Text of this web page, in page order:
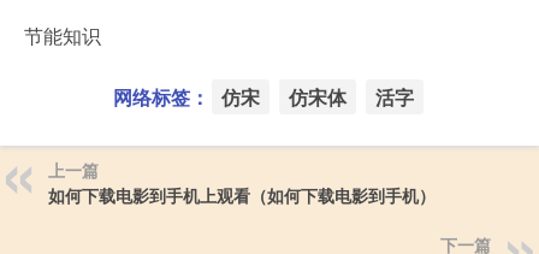
节能知识
网络标签： 仿宋 仿宋体 活字
上一篇
如何下载电影到手机上观看（如何下载电影到手机）
下一篇